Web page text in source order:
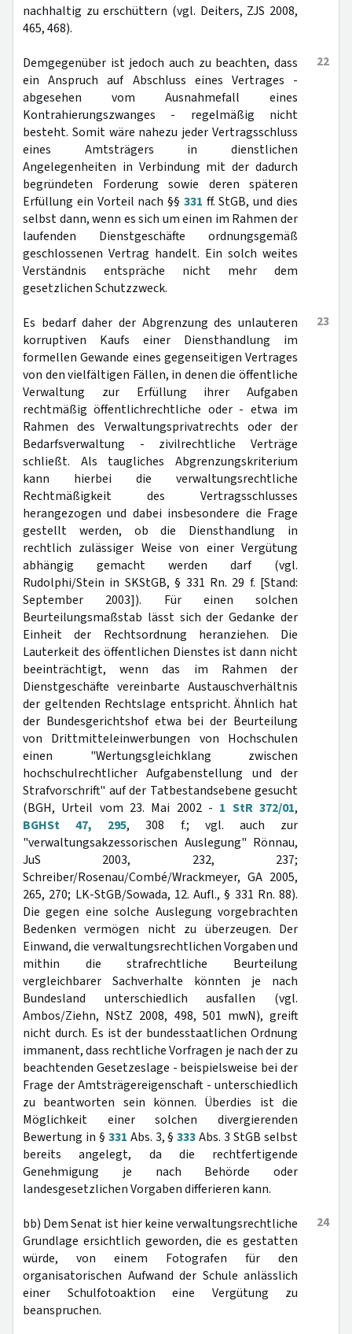
nachhaltig zu erschüttern (vgl. Deiters, ZJS 2008,
465, 468).
22
Demgegenüber ist jedoch auch zu beachten, dass
ein Anspruch auf Abschluss eines Vertrages -
abgesehen vom Ausnahmefall eines
Kontrahierungszwanges - regelmäßig nicht
besteht. Somit wäre nahezu jeder Vertragsschluss
eines Amtsträgers in dienstlichen
Angelegenheiten in Verbindung mit der dadurch
begründeten Forderung sowie deren späteren
Erfüllung ein Vorteil nach §§ 331 ff. StGB, und dies
selbst dann, wenn es sich um einen im Rahmen der
laufenden Dienstgeschäfte ordnungsgemäß
geschlossenen Vertrag handelt. Ein solch weites
Verständnis entspräche nicht mehr dem
gesetzlichen Schutzzweck.
23
Es bedarf daher der Abgrenzung des unlauteren
korruptiven Kaufs einer Diensthandlung im
formellen Gewande eines gegenseitigen Vertrages
von den vielfältigen Fällen, in denen die öffentliche
Verwaltung zur Erfüllung ihrer Aufgaben
rechtmäßig öffentlichrechtliche oder - etwa im
Rahmen des Verwaltungsprivatrechts oder der
Bedarfsverwaltung - zivilrechtliche Verträge
schließt. Als taugliches Abgrenzungskriterium
kann hierbei die verwaltungsrechtliche
Rechtmäßigkeit des Vertragsschlusses
herangezogen und dabei insbesondere die Frage
gestellt werden, ob die Diensthandlung in
rechtlich zulässiger Weise von einer Vergütung
abhängig gemacht werden darf (vgl.
Rudolphi/Stein in SKStGB, § 331 Rn. 29 f. [Stand:
September 2003]). Für einen solchen
Beurteilungsmaßstab lässt sich der Gedanke der
Einheit der Rechtsordnung heranziehen. Die
Lauterkeit des öffentlichen Dienstes ist dann nicht
beeinträchtigt, wenn das im Rahmen der
Dienstgeschäfte vereinbarte Austauschverhältnis
der geltenden Rechtslage entspricht. Ähnlich hat
der Bundesgerichtshof etwa bei der Beurteilung
von Drittmitteleinwerbungen von Hochschulen
einen "Wertungsgleichklang zwischen
hochschulrechtlicher Aufgabenstellung und der
Strafvorschrift" auf der Tatbestandsebene gesucht
(BGH, Urteil vom 23. Mai 2002 - 1 StR 372/01,
BGHSt 47, 295, 308 f.; vgl. auch zur
"verwaltungsakzessorischen Auslegung" Rönnau,
JuS 2003, 232, 237;
Schreiber/Rosenau/Combé/Wrackmeyer, GA 2005,
265, 270; LK-StGB/Sowada, 12. Aufl., § 331 Rn. 88).
Die gegen eine solche Auslegung vorgebrachten
Bedenken vermögen nicht zu überzeugen. Der
Einwand, die verwaltungsrechtlichen Vorgaben und
mithin die strafrechtliche Beurteilung
vergleichbarer Sachverhalte könnten je nach
Bundesland unterschiedlich ausfallen (vgl.
Ambos/Ziehn, NStZ 2008, 498, 501 mwN), greift
nicht durch. Es ist der bundesstaatlichen Ordnung
immanent, dass rechtliche Vorfragen je nach der zu
beachtenden Gesetzeslage - beispielsweise bei der
Frage der Amtsträgereigenschaft - unterschiedlich
zu beantworten sein können. Überdies ist die
Möglichkeit einer solchen divergierenden
Bewertung in § 331 Abs. 3, §333Abs. 3 StGB selbst
bereits angelegt, da die rechtfertigende
Genehmigung je nach Behörde oder
landesgesetzlichen Vorgaben differieren kann.
24
bb) Dem Senat ist hier keine verwaltungsrechtliche
Grundlage ersichtlich geworden, die es gestatten
würde, von einem Fotografen für den
organisatorischen Aufwand der Schule anlässlich
einer Schulfotoaktion eine Vergütung zu
beanspruchen.